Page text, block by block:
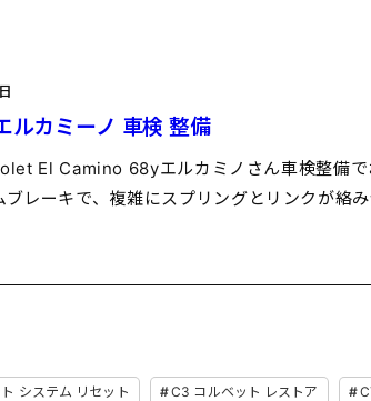
ルカミーノ 車検 整備
El Camino 68yエルカミノさん車検整備で
ブレーキで、複雑にスプリングとリンクが絡
システム リセット C3 コルベット レストア